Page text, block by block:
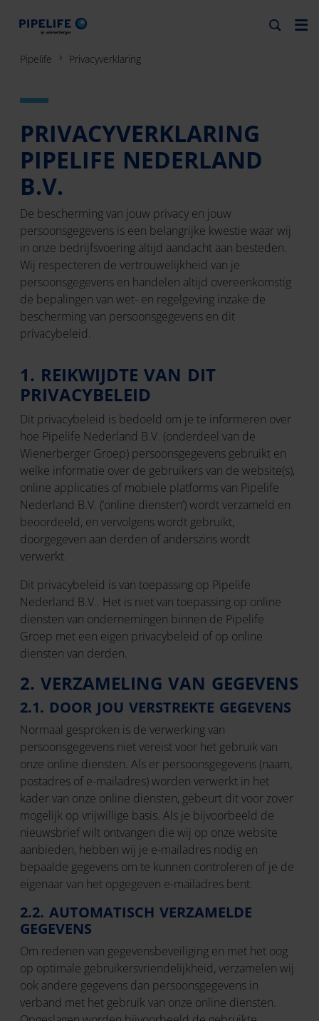
Pipelife Privacyverklaring
PRIVACYVERKLARING
PIPELIFE NEDERLAND
B.V.
De bescherming van jouw privacy en jouw
persoonsgegevens is een belangrijke kwestie waar wij
in onze bedrijfsvoering altijd aandacht aan besteden.
Wij respecteren de vertrouwelijkheid van je
persoonsgegevens en handelen altijd overeenkomstig
de bepalingen van wet- en regelgeving inzake de
bescherming van persoonsgegevens en dit
privacybeleid.
1. REIKWIJDTE VAN DIT
PRIVACYBELEID
Dit privacybeleid is bedoeld om je te informeren over
hoe Pipelife Nederland B.V. (onderdeel van de
Wienerberger Groep) persoonsgegevens gebruikt en
welke informatie over de gebruikers van de website(s),
online applicaties of mobiele platforms van Pipelife
Nederland B.V. (‘online diensten’) wordt verzameld en
beoordeeld, en vervolgens wordt gebruikt,
doorgegeven aan derden of anderszins wordt
verwerkt.
Dit privacybeleid is van toepassing op Pipelife
Nederland B.V.. Het is niet van toepassing op online
diensten van ondernemingen binnen de Pipelife
Groep met een eigen privacybeleid of op online
diensten van derden.
2. VERZAMELING VAN GEGEVENS
2.1. DOOR JOU VERSTREKTE GEGEVENS
Normaal gesproken is de verwerking van
persoonsgegevens niet vereist voor het gebruik van
onze online diensten. Als er persoonsgegevens (naam,
postadres of e-mailadres) worden verwerkt in het
kader van onze online diensten, gebeurt dit voor zover
mogelijk op vrijwillige basis. Als je bijvoorbeeld de
nieuwsbrief wilt ontvangen die wij op onze website
aanbieden, hebben wij je e-mailadres nodig en
bepaalde gegevens om te kunnen controleren of je de
eigenaar van het opgegeven e-mailadres bent.
2.2. AUTOMATISCH VERZAMELDE
GEGEVENS
Om redenen van gegevensbeveiliging en met het oog
op optimale gebruikersvriendelijkheid, verzamelen wij
ook andere gegevens dan persoonsgegevens in
verband met het gebruik van onze online diensten.